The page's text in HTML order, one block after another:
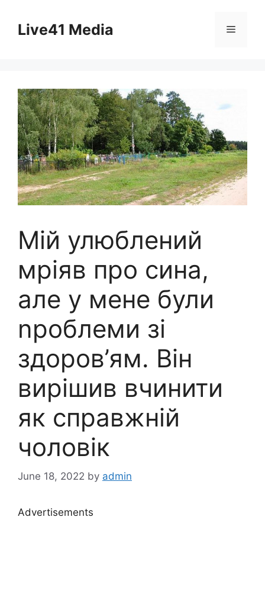
contentLive41 Media Menu
Мій улюблений
мріяв про сина,
але у мене були
nроблеми зі
здоров’ям. Він
вирішив вчинити
як справжній
чоловік
June 18, 2022 by admin
Advertisements